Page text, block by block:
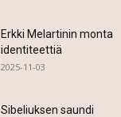
Erkki Melartinin monta
identiteettiä
2025-11-03
Sibeliuksen saundi